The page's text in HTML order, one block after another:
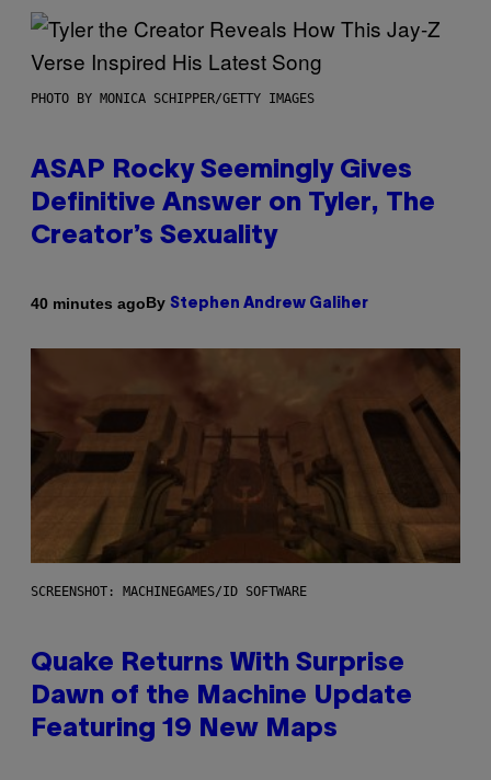
PHOTO BY MONICA SCHIPPER/GETTY IMAGES
ASAP Rocky Seemingly Gives
Definitive Answer on Tyler, The
Creator’s Sexuality
40 minutes agoBy Stephen Andrew Galiher
SCREENSHOT: MACHINEGAMES/ID SOFTWARE
Quake Returns With Surprise
Dawn of the Machine Update
Featuring 19 New Maps